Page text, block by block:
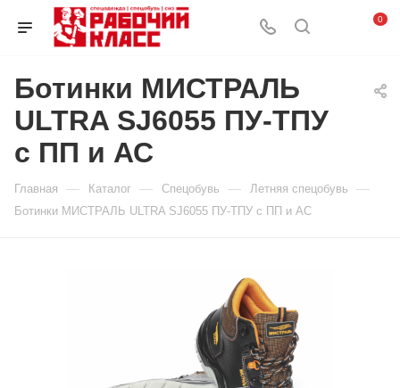
0
Ботинки МИСТРАЛЬ
ULTRA SJ6055 ПУ-ТПУ
с ПП и АС
Главная — Каталог — Спецобувь — Летняя спецобувь —
Ботинки МИСТРАЛЬ ULTRA SJ6055 ПУ-ТПУ с ПП и АС